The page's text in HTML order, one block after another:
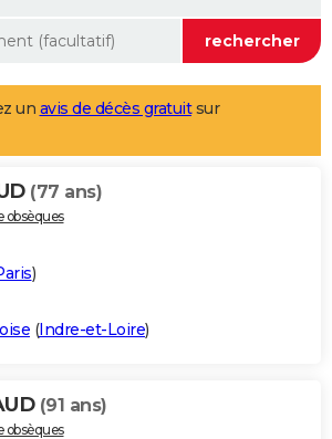
un avis de décès gratuitsur
(77 ans)
obsèques
)
(Indre-et-Loire)
(91 ans)
obsèques